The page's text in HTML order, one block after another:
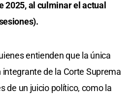
2025, al culminar el actual
entienden que la única
de la Corte Suprema
de un juicio político, como la